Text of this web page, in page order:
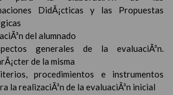
DidÃ¡cticas y las Propuestas
del alumnado
generales de la evaluaciÃ³n.
de la misma
procedimientos e instrumentos
la realizaciÃ³n de la evaluaciÃ³n inicial